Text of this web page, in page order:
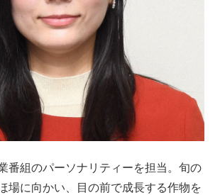
番組のパーソナリティーを担当。旬の
場に向かい、目の前で成長する作物を